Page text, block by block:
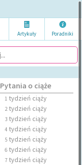
Artykuły Poradniki
Pytania o ciąże
1tydzień ciąży
2tydzień ciąży
3tydzień ciąży
4tydzień ciąży
5tydzień ciąży
6tydzień ciąży
7tydzień ciąży